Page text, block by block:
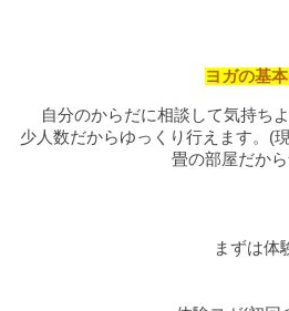
ヨガの基
自分のからだに相談して気持ち
少人数だからゆっくり行えます。(
畳の部屋だか
まずは体